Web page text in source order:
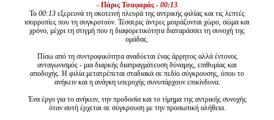
- Πάρις Τσαφαράς - 00:13
Το 00:13 εξερευνά τη σκοτεινή πλευρά της αντρικής φιλίας και τις λεπτές
ισορροπίες που τη συγκροτούν. Τέσσερις άντρες μοιράζονται χώρο, σώμα και
χρόνο, μέχρι τη στιγμή που η διαφορετικότητα διαταράσσει τη συνοχή της
ομάδας.
Πίσω από τη συντροφικότητα αναδύεται ένας άρρητος αλλά έντονος
ανταγωνισμός - μια διαρκής διαπραγμάτευση δύναμης, επιθυμίας και
αποδοχής. Η φιλία μετατρέπεται σταδιακά σε πεδίο σύγκρουσης, όπου το
ανήκειν και η ανάγκη υπεροχής συνυπάρχουν επικίνδυνα.
Ένα έργο για το ανήκειν, την προδοσία και το τίμημα της αντρικής συνοχής
όταν αυτή έρχεται σε σύγκρουση με την προσωπική αλήθεια.